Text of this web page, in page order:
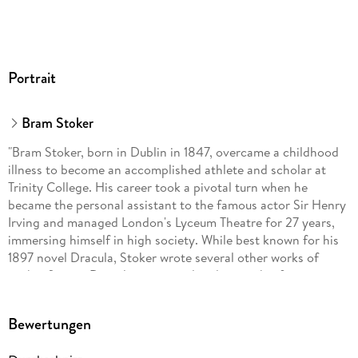
Portrait
Bram Stoker
"Bram Stoker, born in Dublin in 1847, overcame a childhood
illness to become an accomplished athlete and scholar at
Trinity College. His career took a pivotal turn when he
became the personal assistant to the famous actor Sir Henry
Irving and managed London's Lyceum Theatre for 27 years,
immersing himself in high society. While best known for his
1897 novel Dracula, Stoker wrote several other works of
gothic fiction. Dracula, in particular, drew on his fascination
wide range of interests, including literature, theatre, and
Bewertungen